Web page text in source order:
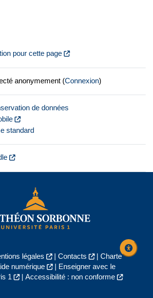
pour cette page
anonymement (Connexion)
de données
standard
légales | Contacts | Charte
numérique |
Enseigner avec le
1
| Accessibilité : non conforme